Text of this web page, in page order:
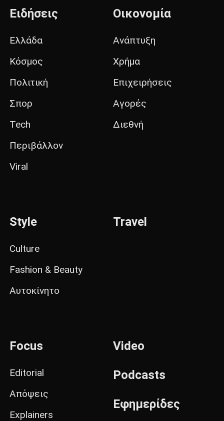
Ειδήσεις
Ελλάδα
Κόσμος
Πολιτική
Σπορ
Tech
Περιβάλλον
Viral
Οικονομία
Ανάπτυξη
Χρήμα
Επιχειρήσεις
Αγορές
Διεθνή
Style
Culture
Fashion & Beauty
Αυτοκίνητο
Travel
Focus
Editorial
Απόψεις
Explainers
Video
Podcasts
Εφημερίδες